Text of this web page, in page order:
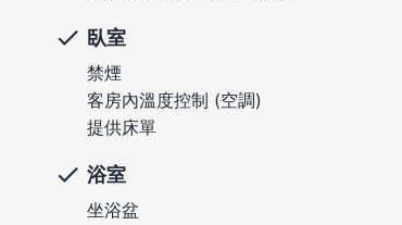
臥室
禁煙
客房內溫度控制 (空調)
提供床單
浴室
坐浴盆